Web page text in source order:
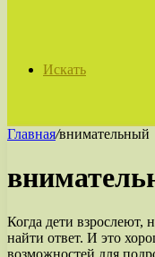
Искать
Главная/внимательный
Когда дети взрослеют,
найти ответ. И это
возможностей для